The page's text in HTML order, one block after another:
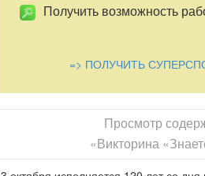
Получить возможность
=> ПОЛУЧИТЬ
Просмотр
«Викторина